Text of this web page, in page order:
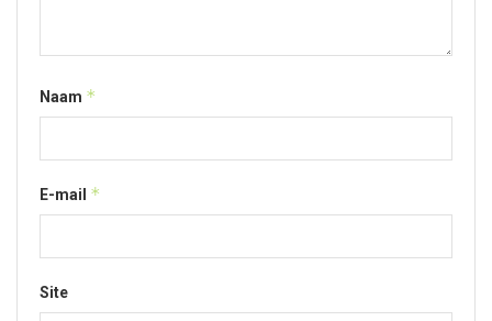
Naam *
E-mail *
Site